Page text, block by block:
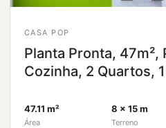
CASA POP
Planta Pronta, 47m²,
Cozinha, 2 Quartos,
47.11 m²
Área
8 × 15 m
Terreno